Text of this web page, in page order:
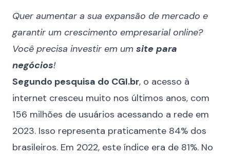
Quer aumentar a sua expansão de mercado e
garantir um crescimento empresarial online?
Você precisa investir em um site para
negócios!
Segundo pesquisa do CGI.br, o acesso à
internet cresceu muito nos últimos anos, com
156 milhões de usuários acessando a rede em
2023. Isso representa praticamente 84% dos
brasileiros. Em 2022, este índice era de 81%. No